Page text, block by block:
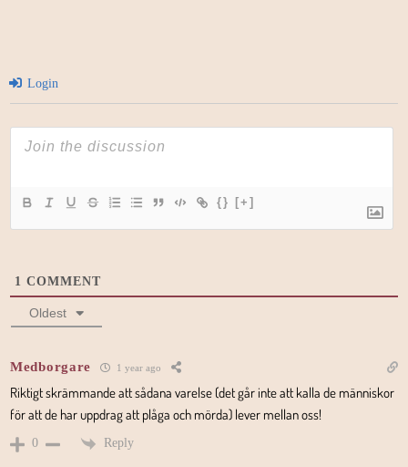
Login
{} [+]
1 COMMENT
Oldest
Medborgare 1 year ago
Riktigt skrämmande att sådana varelse (det går inte att kalla de människor
för att de har uppdrag att plåga och mörda) lever mellan oss!
0 Reply